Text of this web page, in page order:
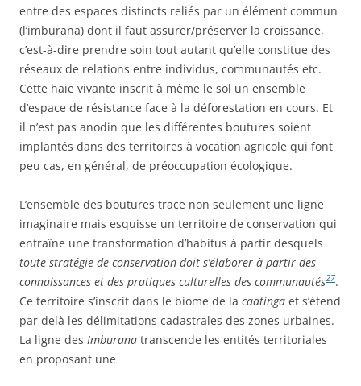
entre des espaces distincts reliés par un élément commun
(l’imburana) dont il faut assurer/préserver la croissance,
c’est-à-dire prendre soin tout autant qu’elle constitue des
réseaux de relations entre individus, communautés etc.
Cette haie vivante inscrit à même le sol un ensemble
d’espace de résistance face à la déforestation en cours. Et
il n’est pas anodin que les différentes boutures soient
implantés dans des territoires à vocation agricole qui font
peu cas, en général, de préoccupation écologique.
L’ensemble des boutures trace non seulement une ligne
imaginaire mais esquisse un territoire de conservation qui
entraîne une transformation d’habitus à partir desquels
toute stratégie de conservation doit s’élaborer à partir des
connaissances et des pratiques culturelles des communautés27.
Ce territoire s’inscrit dans le biome de la caatinga et s’étend
par delà les délimitations cadastrales des zones urbaines.
La ligne des Imburana transcende les entités territoriales
en proposant une